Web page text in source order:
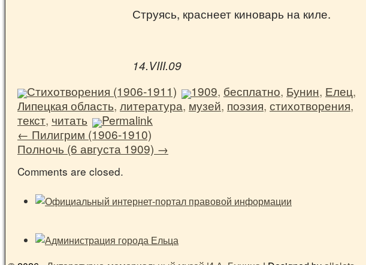
Струясь, краснеет киноварь на киле.
14.VIII.09
Стихотворения (1906-1911)
1909, бесплатно, Бунин, Елец,
Липецкая область, литература, музей, поэзия, стихотворения,
текст, читать
Permalink
← Пилигрим (1906-1910)
Полночь (6 августа 1909) →
Comments are closed.